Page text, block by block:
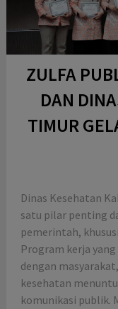
ZULFA
DAN
TIMUR
Dinas Kesehatan
satu pilar penting
pemerintah,
Program kerja
dengan
kesehatan
komunikasi publik.